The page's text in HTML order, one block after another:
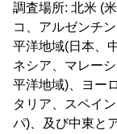
調査場所: 北米 (
コ、アルゼンチ
平洋地域(日本、
ネシア、マレー
平洋地域)、ヨー
タリア、スペイ
パ)、及び中東と